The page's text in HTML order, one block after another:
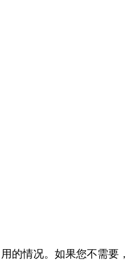
的情况。如果您不需要